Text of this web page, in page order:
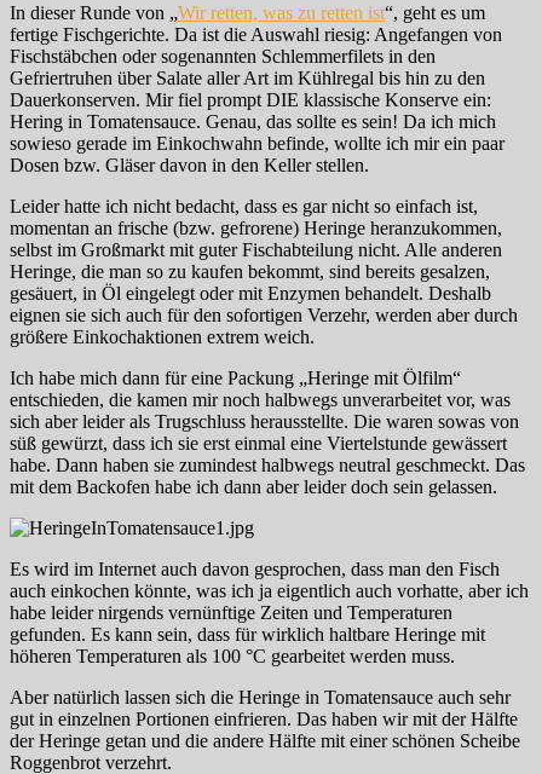
In dieser Runde von „Wir retten, was zu retten ist“, geht es um
fertige Fischgerichte. Da ist die Auswahl riesig: Angefangen von
Fischstäbchen oder sogenannten Schlemmerfilets in den
Gefriertruhen über Salate aller Art im Kühlregal bis hin zu den
Dauerkonserven. Mir fiel prompt DIE klassische Konserve ein:
Hering in Tomatensauce. Genau, das sollte es sein! Da ich mich
sowieso gerade im Einkochwahn befinde, wollte ich mir ein paar
Dosen bzw. Gläser davon in den Keller stellen.
Leider hatte ich nicht bedacht, dass es gar nicht so einfach ist,
momentan an frische (bzw. gefrorene) Heringe heranzukommen,
selbst im Großmarkt mit guter Fischabteilung nicht. Alle anderen
Heringe, die man so zu kaufen bekommt, sind bereits gesalzen,
gesäuert, in Öl eingelegt oder mit Enzymen behandelt. Deshalb
eignen sie sich auch für den sofortigen Verzehr, werden aber durch
größere Einkochaktionen extrem weich.
Ich habe mich dann für eine Packung „Heringe mit Ölfilm“
entschieden, die kamen mir noch halbwegs unverarbeitet vor, was
sich aber leider als Trugschluss herausstellte. Die waren sowas von
süß gewürzt, dass ich sie erst einmal eine Viertelstunde gewässert
habe. Dann haben sie zumindest halbwegs neutral geschmeckt. Das
mit dem Backofen habe ich dann aber leider doch sein gelassen.
Es wird im Internet auch davon gesprochen, dass man den Fisch
auch einkochen könnte, was ich ja eigentlich auch vorhatte, aber ich
habe leider nirgends vernünftige Zeiten und Temperaturen
gefunden. Es kann sein, dass für wirklich haltbare Heringe mit
höheren Temperaturen als 100 °C gearbeitet werden muss.
Aber natürlich lassen sich die Heringe in Tomatensauce auch sehr
gut in einzelnen Portionen einfrieren. Das haben wir mit der Hälfte
der Heringe getan und die andere Hälfte mit einer schönen Scheibe
Roggenbrot verzehrt.